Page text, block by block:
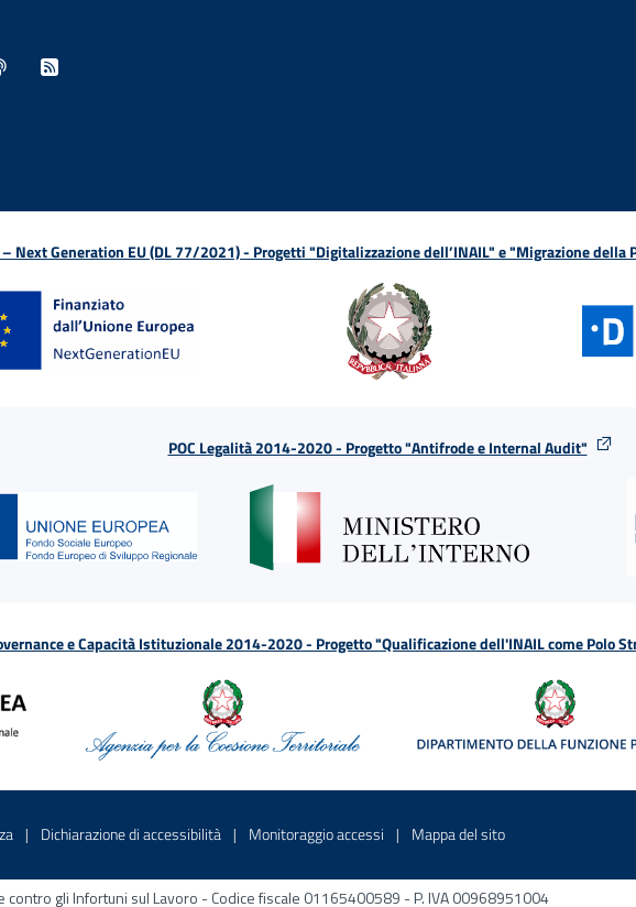
Next Generation EU (DL 77/2021) - Progetti "Digitalizzazione dell’INAIL" e "Migrazione della
POC Legalità 2014-2020 - Progetto "Antifrode e Internal Audit"
e Capacità Istituzionale 2014-2020 - Progetto "Qualificazione dell'INAIL come Polo
in una nuova finestra
Sito interno - Apre in una nuova finestra
Dichiarazione di accessibilità Sito interno - Apre in una nuova finestra
Monitoraggio accessi Sito interno - Apre in una nuova
Mappa del sitoSito interno - Apre
gli Infortuni sul Lavoro - Codice fiscale 01165400589 - P. IVA 00968951004